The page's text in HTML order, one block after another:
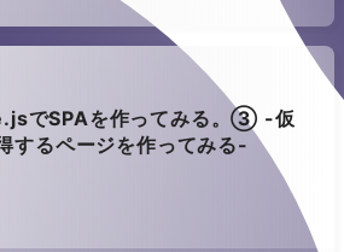
でSPAを作ってみる。③ -仮
するページを作ってみる-